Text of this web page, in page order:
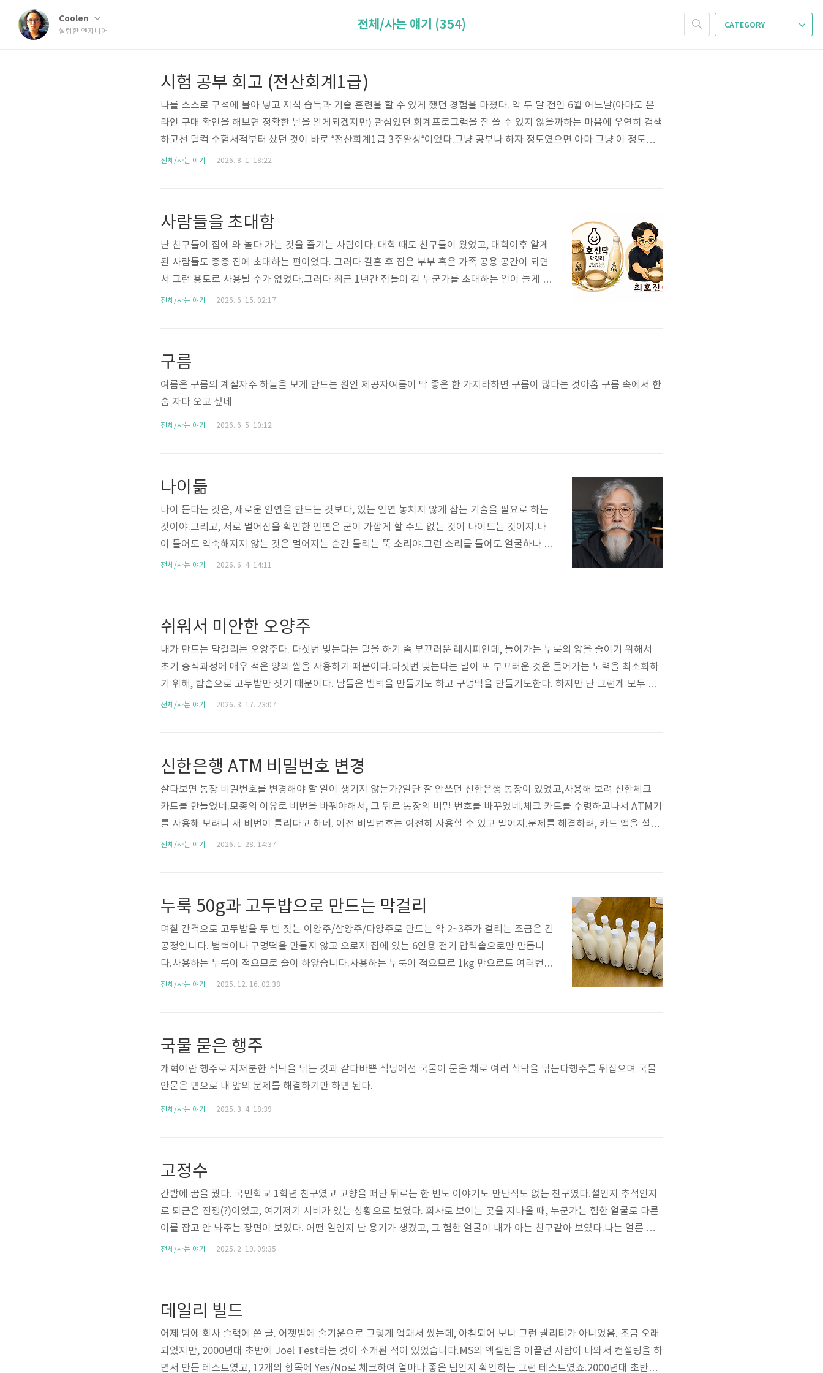
Coolen
썰렁한 엔지니어
CATEGORY
전체/사는 얘기 (354)
시험 공부 회고 (전산회계1급)
나를 스스로 구석에 몰아 넣고 지식 습득과 기술 훈련을 할 수 있게 했던 경험을 마쳤다. 약 두 달 전인 6월 어느날(아마도 온
라인 구매 확인을 해보면 정확한 날을 알게되겠지만) 관심있던 회계프로그램을 잘 쓸 수 있지 않을까하는 마음에 우연히 검색
하고선 덜컥 수험서적부터 샀던 것이 바로 “전산회계1급 3주완성“이었다.그냥 공부나 하자 정도였으면 아마 그냥 이 정도면
됐다 싶을때마다 그만 뒀겠지만, 책을 받고 며칠 떠 들춰 보다가 주위 몇몇에게는 말 한 것도 있고해서 7월초 시험 한달전에
전체/사는 얘기 2026. 8. 1. 18:22
사람들을 초대함
난 친구들이 집에 와 놀다 가는 것을 즐기는 사람이다. 대학 때도 친구들이 왔었고, 대학이후 알게
된 사람들도 종종 집에 초대하는 편이었다. 그러다 결혼 후 집은 부부 혹은 가족 공용 공간이 되면
서 그런 용도로 사용될 수가 없었다.그러다 최근 1년간 집들이 겸 누군가를 초대하는 일이 늘게 되
었다. 와잎의 변화에 감사드린다. 와잎의 그런 변화는 아마도 애들이 다 컸고, 수년간의 운동이 뒷
는 그분들. 와잎과는 일주일 전부터 그날..
전체/사는 얘기 2026. 6. 15. 02:17
구름
여름은 구름의 계절자주 하늘을 보게 만드는 원인 제공자여름이 딱 좋은 한 가지라하면 구름이 많다는 것아홉 구름 속에서 한
숨 자다 오고 싶네
전체/사는 얘기 2026. 6. 5. 10:12
나이듦
나이 든다는 것은, 새로운 인연을 만드는 것보다, 있는 인연 놓치지 않게 잡는 기술을 필요로 하는
것이야.그리고, 서로 멀어짐을 확인한 인연은 굳이 가깝게 할 수도 없는 것이 나이드는 것이지.나
이 들어도 익숙해지지 않는 것은 멀어지는 순간 들리는 뚝 소리야.그런 소리를 들어도 얼굴하나 변
하지 않고 일상을 살아 내는 것이 나이드는 것이지.
전체/사는 얘기 2026. 6. 4. 14:11
쉬워서 미안한 오양주
내가 만드는 막걸리는 오양주다. 다섯번 빚는다는 말을 하기 좀 부끄러운 레시피인데, 들어가는 누룩의 양을 줄이기 위해서
초기 증식과정에 매우 적은 양의 쌀을 사용하기 때문이다.다섯번 빚는다는 말이 또 부끄러운 것은 들어가는 노력을 최소화하
기 위해, 밥솥으로 고두밥만 짓기 때문이다. 남들은 범벅을 만들기도 하고 구멍떡을 만들기도한다. 하지만 난 그런게 모두 귀
찮아 밥솥으로 짓는 고두밥이 전부이기 때문이다.다섯번 빚는다는 말이 또 부끄러운 것은 다섯번을 모두 일주일만에 끝내고
전체/사는 얘기 2026. 3. 17. 23:07
신한은행 ATM 비밀번호 변경
살다보면 통장 비밀번호를 변경해야 할 일이 생기지 않는가?일단 잘 안쓰던 신한은행 통장이 있었고,사용해 보려 신한체크
카드를 만들었네.모종의 이유로 비번을 바꿔야해서, 그 뒤로 통장의 비밀 번호를 바꾸었네.체크 카드를 수령하고나서 ATM기
를 사용해 보려니 새 비번이 틀리다고 하네. 이전 비밀번호는 여전히 사용할 수 있고 말이지.문제를 해결하려, 카드 앱을 설치
하고 카드를 등록하여 비밀 번호를 변경했네.다시 ATM기를 사용해 보려니 또 새 비번으로는 거래가 되질 않네.변경이 안되
전체/사는 얘기 2026. 1. 28. 14:37
누룩 50g과 고두밥으로 만드는 막걸리
며칠 간격으로 고두밥을 두 번 짓는 이양주/삼양주/다양주로 만드는 약 2~3주가 걸리는 조금은 긴
공정입니다. 범벅이나 구멍떡을 만들지 않고 오로지 집에 있는 6인용 전기 압력솥으로만 만듭니
다.사용하는 누룩이 적으므로 술이 하얗습니다.사용하는 누룩이 적으므로 1kg 만으로도 여러번
할 수 있습니다.준비물준비물에 대한 링크는 여기에 모아 둔 것을 사용하시면 됩니다.유리 발효통
L 통:..
전체/사는 얘기 2025. 12. 16. 02:38
국물 묻은 행주
개혁이란 행주로 지저분한 식탁을 닦는 것과 같다바쁜 식당에선 국물이 묻은 채로 여러 식탁을 닦는다행주를 뒤집으며 국물
안묻은 면으로 내 앞의 문제를 해결하기만 하면 된다.
전체/사는 얘기 2025. 3. 4. 18:39
고정수
간밤에 꿈을 꿨다. 국민학교 1학년 친구였고 고향을 떠난 뒤로는 한 번도 이야기도 만난적도 없는 친구였다.설인지 추석인지
로 퇴근은 전쟁(?)이었고, 여기저기 시비가 있는 상황으로 보였다. 회사로 보이는 곳을 지나올 때, 누군가는 험한 얼굴로 다른
이를 잡고 안 놔주는 장면이 보였다. 어떤 일인지 난 용기가 생겼고, 그 험한 얼굴이 내가 아는 친구같아 보였다.나는 얼른 달
려갔고, 악수를 하면서 매우 아는척을 했다. 상황이 이상하게 돌아가자 어리둥절한 예의 그 눈으로 나를 바라보는 얼굴, "나야
전체/사는 얘기 2025. 2. 19. 09:35
데일리 빌드
어제 밤에 회사 슬랙에 쓴 글. 어젯밤에 술기운으로 그렇게 업돼서 썼는데, 아침되어 보니 그런 퀄리티가 아니었음. 조금 오래
되었지만, 2000년대 초반에 Joel Test라는 것이 소개된 적이 있었습니다.MS의 엑셀팀을 이끌던 사람이 나와서 컨설팅을 하
면서 만든 테스트였고, 12개의 항목에 Yes/No로 체크하여 얼마나 좋은 팀인지 확인하는 그런 테스트였죠.2000년대 초반만